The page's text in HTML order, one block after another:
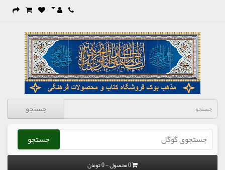
جستجو
جستجو
0 محصول - 0 تومان